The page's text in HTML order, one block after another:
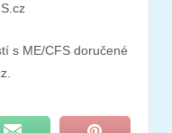
s ME/CFS doručené